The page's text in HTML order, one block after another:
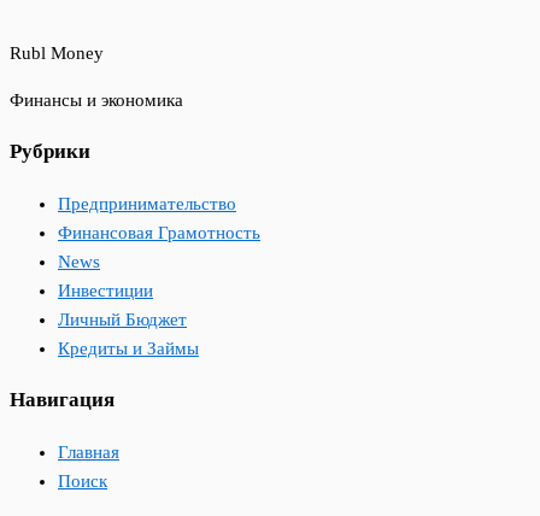
Rubl Money
Финансы и экономика
Рубрики
Предпринимательство
Финансовая Грамотность
News
Инвестиции
Личный Бюджет
Кредиты и Займы
Навигация
Главная
Поиск